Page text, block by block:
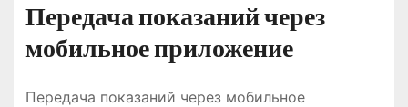
Передача показаний через
мобильное приложение
Передача показаний через мобильное